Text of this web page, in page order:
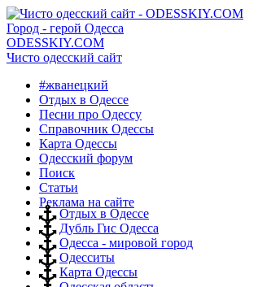
Город - герой Одесса
ODESSKIY.COM
Чисто одесский сайт
#жванецкий
Отдых в Одессе
Песни про Одессу
Справочник Одессы
Карта Одессы
Одесский форум
Поиск
Статьи
Реклама на сайте
Отдых в Одессе
Дубль Гис Одесса
Одесса - мировой город
Одесситы
Карта Одессы